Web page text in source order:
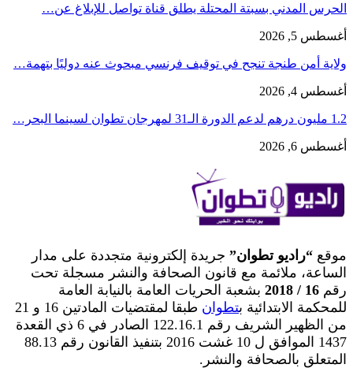
الحرس المدني بسبتة المحتلة يطلق قناة تواصل للإبلاغ عن…
أغسطس 5, 2026
ولاية أمن طنجة تنجح في توقيف فرنسي مبحوث عنه دوليًا بتهمة…
أغسطس 4, 2026
1.2 مليون درهم لدعم الدورة الـ31 لمهرجان تطوان لسينما البحر…
أغسطس 6, 2026
موقع “راديو تطوان” جريدة إلكترونية متجددة على مدار
الساعة، ملائمة مع قانون الصحافة والنشر مسجلة تحت
رقم 16 / 2018
بشعبة الحريات العامة بالنيابة العامة
للمحكمة الابتدائية بتطوان
طبقا لمقتضيات المادتين 16 و 21
من الظهير الشريف رقم 122.16.1 الصادر في 6 ذي القعدة
1437 الموافق ل 10 غشت 2016 بتنفيذ القانون رقم 88.13
المتعلق بالصحافة والنشر.